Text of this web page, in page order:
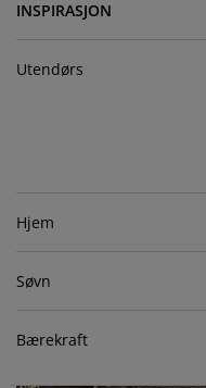
og pleie
og metervarer
INSPIRASJON
Utendørs
Hjem
Søvn
Bærekraft